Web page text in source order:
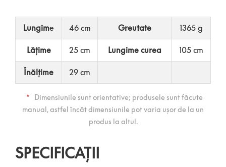
Lungime 46 cm Greutate 1365 g
Lățime 25 cm Lungime curea 105 cm
Înălțime 29 cm
*
Dimensiunile sunt orientative; produsele sunt făcute
manual, astfel încât dimensiunile pot varia ușor de la un
produs la altul.
SPECIFICAȚII